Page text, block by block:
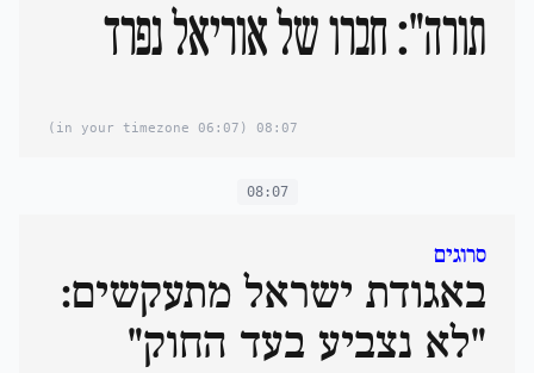
תורה": חברו של אוריאל נפרד
08:07
(06:07 in your timezone)
08:07
סרוגים
באגודת ישראל מתעקשים:
"לא נצביע בעד החוק"